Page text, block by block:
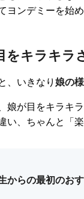
ヨンデミーを始め
をキラキラ
、いきなり 娘の
娘が目をキラキ
い、ちゃんと「
からの最初のお